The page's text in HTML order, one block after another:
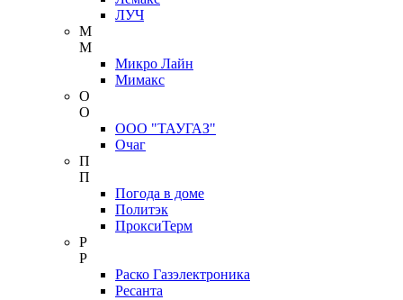
ЛУЧ
М
М
Микро Лайн
Мимакс
О
О
ООО "ТАУГАЗ"
Очаг
П
П
Погода в доме
Политэк
ПроксиТерм
Р
Р
Раско Газэлектроника
Ресанта